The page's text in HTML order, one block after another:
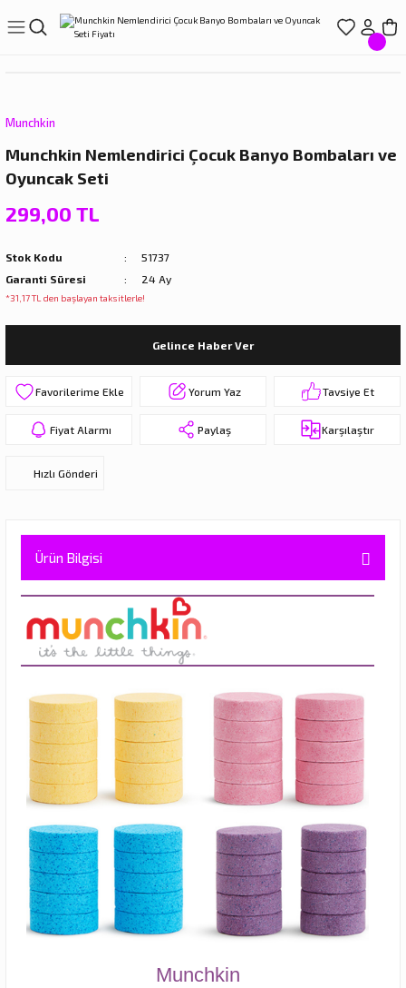
Geri Dön
Geri Dön
Suluklar
Geri Dön
Setleri
Geri Dön
Geri Dön
Munchkin
Munchkin Nemlendirici Çocuk Banyo Bombaları ve
Oyuncak Seti
299,00 TL
Stok Kodu
51737
Garanti Süresi
24 Ay
*31,17 TL den başlayan taksitlerle!
Gelince Haber Ver
Yorum Yaz Tavsiye Et
Fiyat Alarmı Paylaş Karşılaştır
Hızlı Gönderi
Ürün Bilgisi
Munchkin